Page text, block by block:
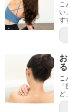
こ
い
す
こ
ど